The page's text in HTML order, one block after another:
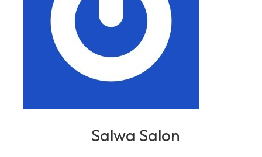
Salwa Salon